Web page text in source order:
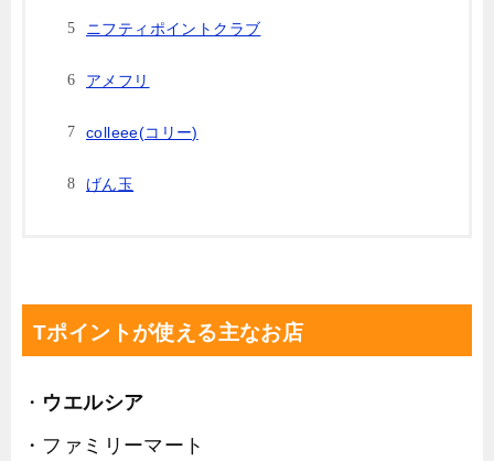
ニフティポイントクラブ
アメフリ
colleee(コリー)
げん玉
Tポイントが使える主なお店
・ ウエルシア
・ファミリーマート